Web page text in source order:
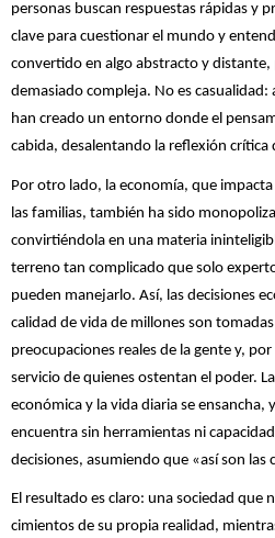
personas buscan respuestas rápidas y
clave para cuestionar el mundo y
convertido en algo abstracto y distante,
demasiado compleja. No es
han creado un entorno donde el
cabida, desalentando la reflexión
Por otro lado, la economía, que
las familias, también ha sido
convirtiéndola en una materia
terreno tan complicado que solo
pueden manejarlo. Así, las decisiones
calidad de vida de millones son
preocupaciones reales de la gente y,
servicio de quienes ostentan el poder.
económica y la vida diaria se ensancha,
encuentra sin herramientas ni
decisiones, asumiendo que «así son las
El resultado es claro: una sociedad que
cimientos de su propia realidad,